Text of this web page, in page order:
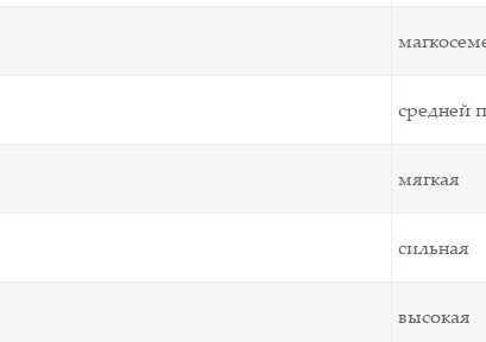
средней
мягкая
сильная
высокая